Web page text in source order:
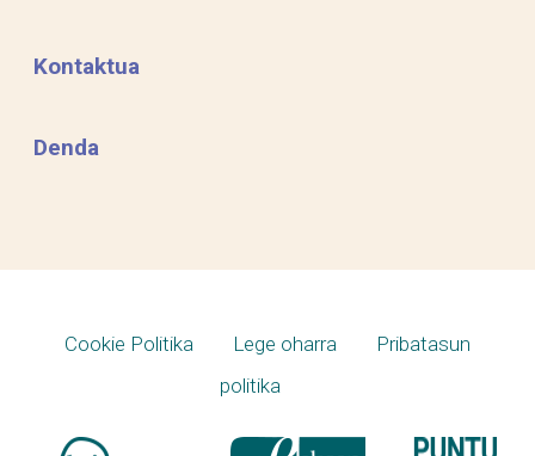
Kontaktua
Denda
Cookie Politika Lege oharra
Pribatasun
politika